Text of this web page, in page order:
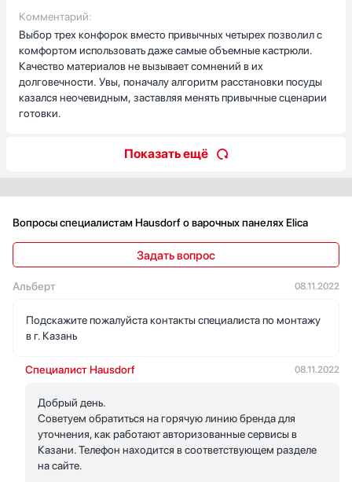
Комментарий:
Выбор трех конфорок вместо привычных четырех позволил с
комфортом использовать даже самые объемные кастрюли.
Качество материалов не вызывает сомнений в их
долговечности. Увы, поначалу алгоритм расстановки посуды
казался неочевидным, заставляя менять привычные сценарии
готовки.
Показать ещё
Вопросы специалистам Hausdorf о варочных панелях Elica
Задать вопрос
Альберт 08.11.2022
Подскажите пожалуйста контакты специалиста по монтажу
в г. Казань
Специалист Hausdorf 08.11.2022
Добрый день.
Советуем обратиться на горячую линию бренда для
уточнения, как работают авторизованные сервисы в
Казани. Телефон находится в соответствующем разделе
на сайте.